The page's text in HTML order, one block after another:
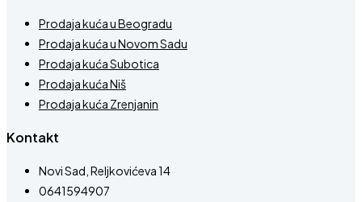
Prodaja kuća u Beogradu
Prodaja kuća u Novom Sadu
Prodaja kuća Subotica
Prodaja kuća Niš
Prodaja kuća Zrenjanin
Kontakt
Novi Sad, Reljkovićeva 14
0641594907